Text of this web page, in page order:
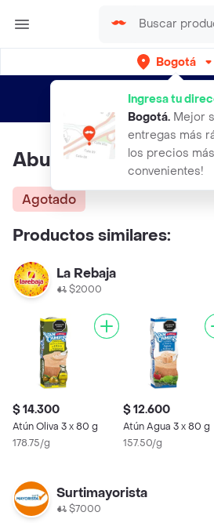
Bogotá
Ingresa tu
Bogotá. Mejor
entregas más
los precios más
convenientes!
envíos gratis por
Aburra Macarela x 3
Agotado
Productos similares:
La Rebaja
$2000
$ 14.300
Atún Oliva 3 x 80 g
178.75/g
$ 12.600
Atún Agua 3 x 80 g
157.50/g
Surtimayorista
$7000